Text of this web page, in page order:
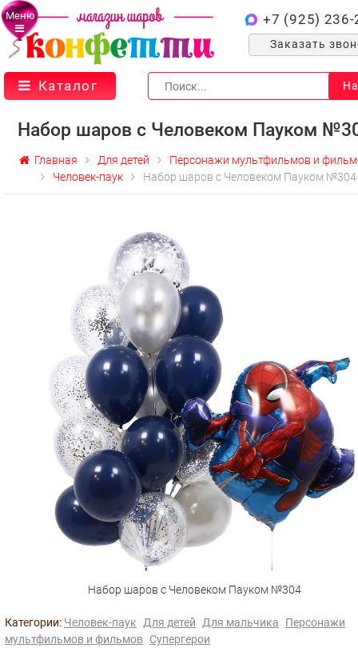
Меню +7 (925) 236-
Заказать
Каталог
Набор шаров с Человеком Пауком
Главная Для детей
Персонажи мультфильмов и
Человек-паук
Набор шаров с Человеком Пауком №304
Набор шаров с Человеком Пауком №304
Категории: Человек-паук Для детей Для мальчика
Персонажи
мультфильмов и фильмов Супергерои